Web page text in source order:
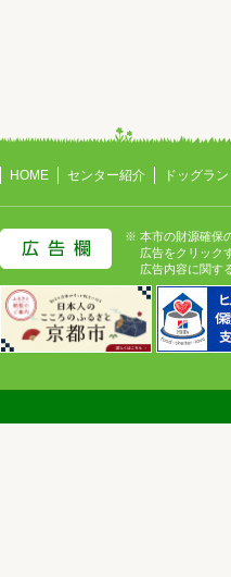
HOME センター紹介 ドッグラ
※ 本市の財源確保
広告をクリック
広告内容に関す